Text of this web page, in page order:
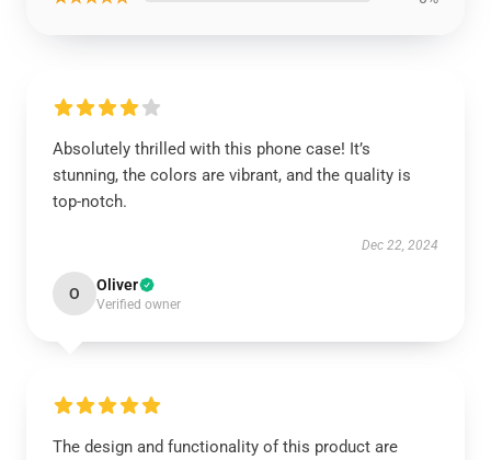
Absolutely thrilled with this phone case! It’s
stunning, the colors are vibrant, and the quality is
top-notch.
Dec 22, 2024
O Oliver
Verified owner
The design and functionality of this product are